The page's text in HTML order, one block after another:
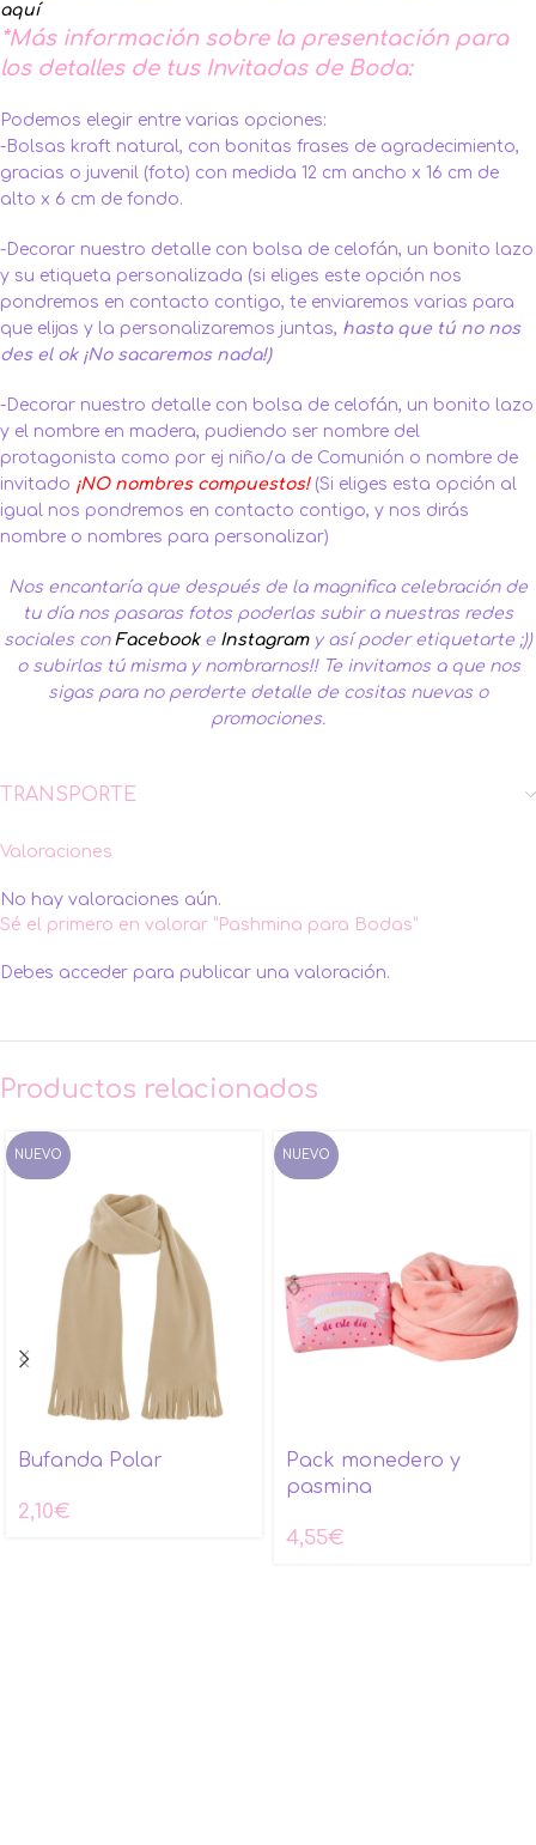
aquí
*Más información sobre la presentación para
los detalles de tus Invitadas de Boda:
Podemos elegir entre varias opciones:
-Bolsas kraft natural, con bonitas frases de agradecimiento,
gracias o juvenil (foto) con medida 12 cm ancho x 16 cm de
alto x 6 cm de fondo.
-Decorar nuestro detalle con bolsa de celofán, un bonito lazo
y su etiqueta personalizada (si eliges este opción nos
pondremos en contacto contigo, te enviaremos varias para
que elijas y la personalizaremos juntas, hasta que tú no nos
des el ok ¡No sacaremos nada!)
-Decorar nuestro detalle con bolsa de celofán, un bonito lazo
y el nombre en madera, pudiendo ser nombre del
protagonista como por ej niño/a de Comunión o nombre de
invitado ¡NO nombres compuestos! (Si eliges esta opción al
igual nos pondremos en contacto contigo, y nos dirás
nombre o nombres para personalizar)
Nos encantaría que después de la magnifica celebración de
tu día nos pasaras fotos poderlas subir a nuestras redes
sociales con Facebook e Instagram y así poder etiquetarte ;))
o subirlas tú misma y nombrarnos!! Te invitamos a que nos
sigas para no perderte detalle de cositas nuevas o
promociones.
TRANSPORTE
Valoraciones
No hay valoraciones aún.
Sé el primero en valorar “Pashmina para Bodas”
Debes acceder para publicar una valoración.
Productos relacionados
NUEVO
Bufanda Polar
2,10€
NUEVO
Pack monedero y
pasmina
4,55€